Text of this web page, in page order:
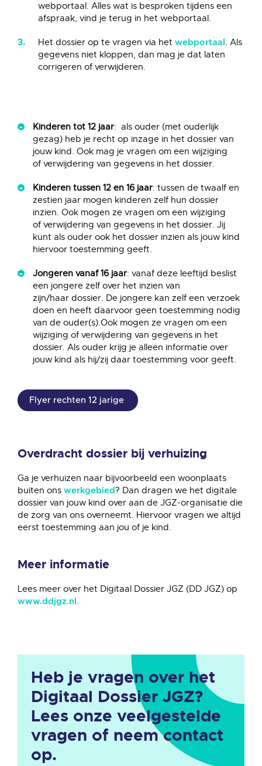
webportaal. Alles wat is besproken tijdens een
afspraak, vind je terug in het webportaal.
Het dossier op te vragen via het webportaal . Als
gegevens niet kloppen, dan mag je dat laten
corrigeren of verwijderen.
Kinderen tot 12 jaar: als ouder (met ouderlijk
gezag) heb je recht op inzage in het dossier van
jouw kind. Ook mag je vragen om een wijziging
of verwijdering van gegevens in het dossier.
Kinderen tussen 12 en 16 jaar: tussen de twaalf en
zestien jaar mogen kinderen zelf hun dossier
inzien. Ook mogen ze vragen om een wijziging
of verwijdering van gegevens in het dossier. Jij
kunt als ouder ook het dossier inzien als jouw kind
hiervoor toestemming geeft.
Jongeren vanaf 16 jaar: vanaf deze leeftijd beslist
een jongere zelf over het inzien van
zijn/haar dossier. De jongere kan zelf een verzoek
doen en heeft daarvoor geen toestemming nodig
van de ouder(s).Ook mogen ze vragen om een
wijziging of verwijdering van gegevens in het
dossier. Als ouder krijg je alleen informatie over
jouw kind als hij/zij daar toestemming voor geeft.
Flyer rechten 12 jarige
Overdracht dossier bij verhuizing
Ga je verhuizen naar bijvoorbeeld een woonplaats
buiten ons werkgebied ? Dan dragen we het digitale
dossier van jouw kind over aan de JGZ-organisatie die
de zorg van ons overneemt. Hiervoor vragen we altijd
eerst toestemming aan jou of je kind.
Meer informatie
Lees meer over het Digitaal Dossier JGZ (DD JGZ) op
www.ddjgz.nl .
Heb je vragen over het
Digitaal Dossier JGZ?
Lees onze veelgestelde
vragen of neem contact
op.